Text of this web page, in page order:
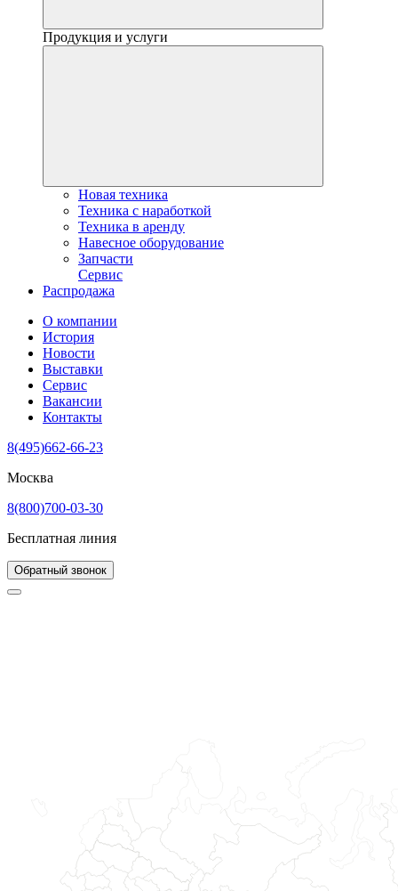
Продукция и услуги
Новая техника
Техника с наработкой
Техника в аренду
Навесное оборудование
Запчасти
Сервис
Распродажа
О компании
История
Новости
Выставки
Сервис
Вакансии
Контакты
8(495)662-66-23
Москва
8(800)700-03-30
Бесплатная линия
Обратный звонок